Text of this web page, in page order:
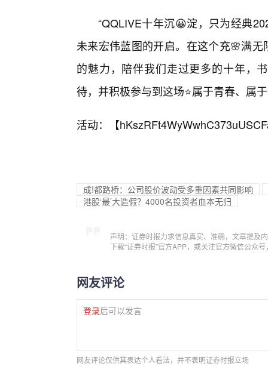
“QQLIVE十年沉😀淀，只为经典
未来宏伟蓝图的开启。在这个充🌸满
的魅力，陪伴我们走过更多的十年，
待，并积极参与到这场⭐属于青春、属
活动：【
成!都路桥：公司股价波动受多重因素共同影响
港股‘最’大造假？4000名投资者血本无归
声明：证券时报力求信息真实、准确，文章提及
下载“证券时报”官方APP，或关注官方微信公众
网友评论
登录后可以发言
网友评论仅供其表达个人看法，并不表明证券时报立场